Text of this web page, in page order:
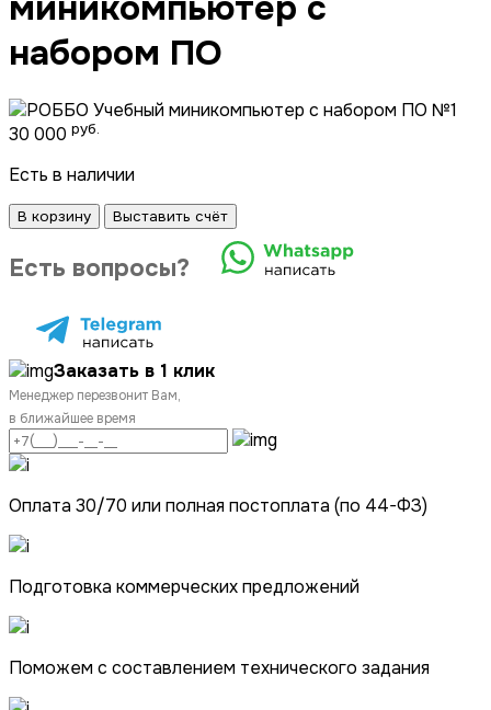
набором ПО
30 000 руб.
Есть в наличии
В корзину Выставить счёт
Есть вопросы?
Заказать в 1 клик
Менеджер перезвонит Вам,
в ближайшее время
Оплата 30/70 или полная постоплата (по 44-ФЗ)
Подготовка коммерческих предложений
Поможем с составлением технического задания